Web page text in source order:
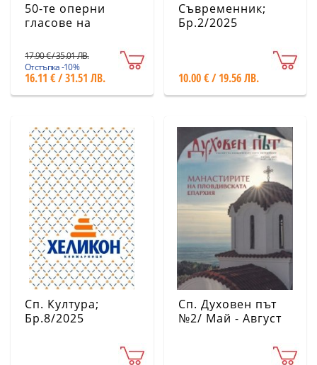
50-те оперни
гласове на
17.90 € / 35.01 ЛВ.
Отстъпка -10%
16.11 € / 31.51 ЛВ.
Съвременник;
Бр.2/2025
10.00 € / 19.56 ЛВ.
Сп. Култура;
Бр.8/2025
Сп. Духовен път
№2/ Май - Август